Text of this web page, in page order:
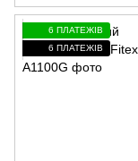
6 ПЛАТЕЖІВ
6 ПЛАТЕЖІВ